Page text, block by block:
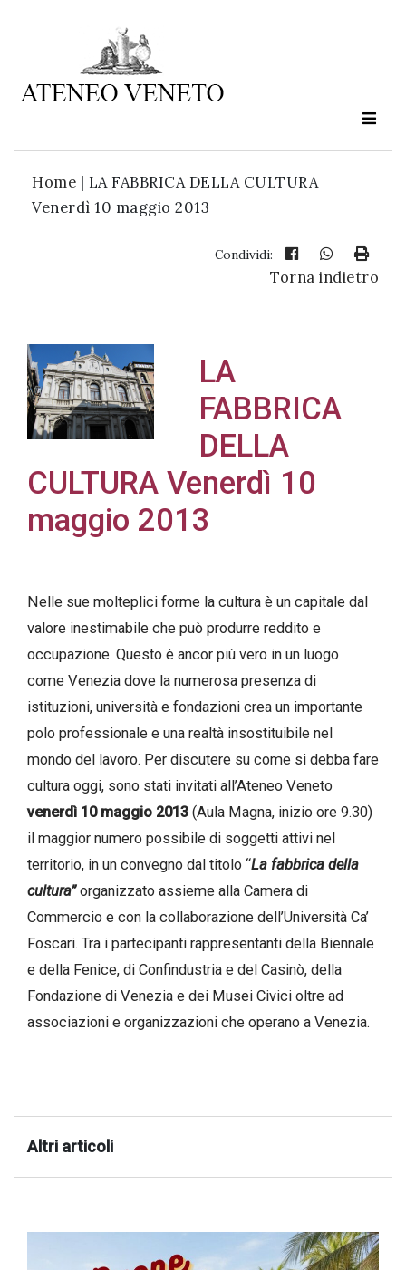
Home | LA FABBRICA DELLA CULTURA
Venerdì 10 maggio 2013
Condividi:
Torna indietro
LA
FABBRICA
DELLA
CULTURA Venerdì 10
maggio 2013
Nelle sue molteplici forme la cultura è un capitale dal
valore inestimabile che può produrre reddito e
occupazione. Questo è ancor più vero in un luogo
come Venezia dove la numerosa presenza di
istituzioni, università e fondazioni crea un importante
polo professionale e una realtà insostituibile nel
mondo del lavoro. Per discutere su come si debba fare
cultura oggi, sono stati invitati all’Ateneo Veneto
venerdì 10 maggio 2013 (Aula Magna, inizio ore 9.30)
il maggior numero possibile di soggetti attivi nel
territorio, in un convegno dal titolo “La fabbrica della
cultura”organizzato assieme alla Camera di
Commercio e con la collaborazione dell’Università Ca’
Foscari. Tra i partecipanti rappresentanti della Biennale
e della Fenice, di Confindustria e del Casinò, della
Fondazione di Venezia e dei Musei Civici oltre ad
associazioni e organizzazioni che operano a Venezia.
Altri articoli
Ateneo
è
cultura
Acconsento
all'uso dei
accordo
con il
decreto
legislativo
196/03
Registrazione
avvenuta con
successo!